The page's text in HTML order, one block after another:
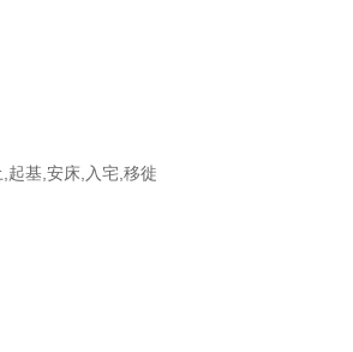
起基,安床,入宅,移徙